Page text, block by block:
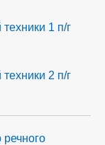
1 п/г
2 п/г
речного